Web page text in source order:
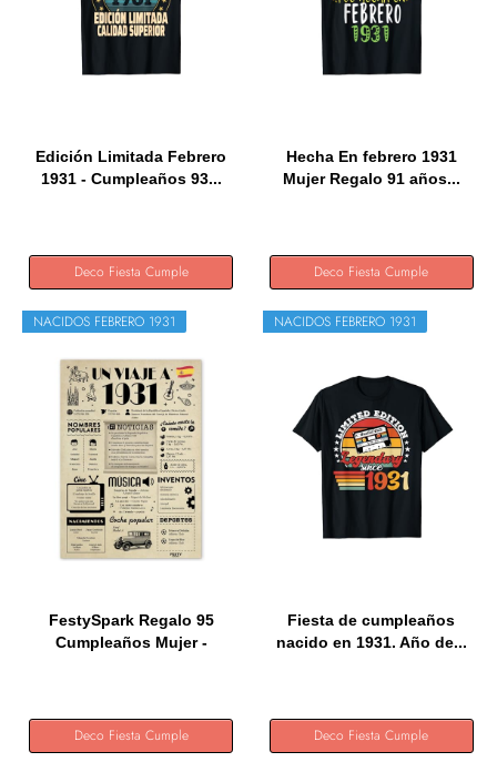
Edición Limitada Febrero
1931 - Cumpleaños 93...
Deco Fiesta Cumple
Hecha En febrero 1931
Mujer Regalo 91 años...
Deco Fiesta Cumple
NACIDOS FEBRERO 1931
FestySpark Regalo 95
Cumpleaños Mujer -
Deco Fiesta Cumple
NACIDOS FEBRERO 1931
Fiesta de cumpleaños
nacido en 1931. Año de...
Deco Fiesta Cumple